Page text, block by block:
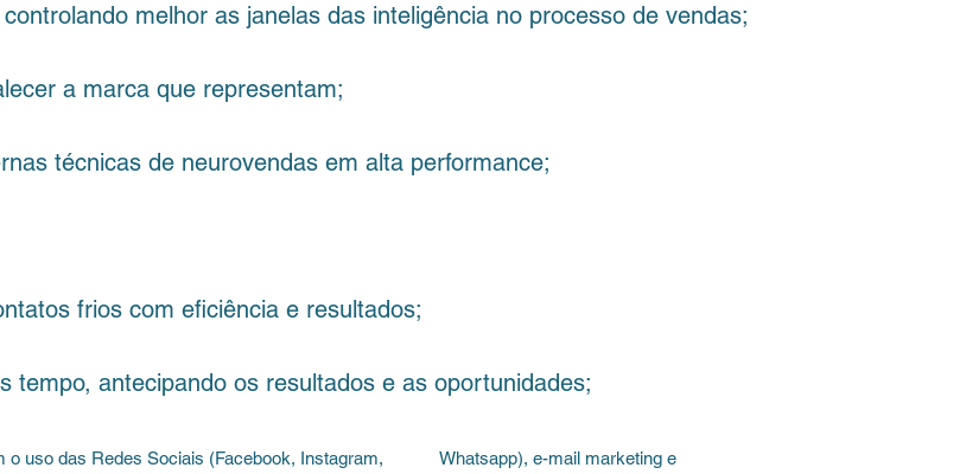
melhor as janelas das inteligência no processo de vendas;
a marca que representam;
de neurovendas em alta performance;
frios com eficiência e resultados;
antecipando os resultados e as oportunidades;
das Redes Sociais (Facebook, Instagram, Whatsapp), e-mail marketing e